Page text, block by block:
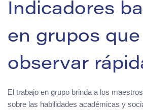
Indicadores
en grupos
observar
El trabajo en grupo brinda a los
sobre las habilidades académicas y